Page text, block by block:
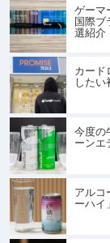
ゲーマ
国際ブ
選紹介
カード
したい
今度の
ーンエ
アルコ
ーハイ